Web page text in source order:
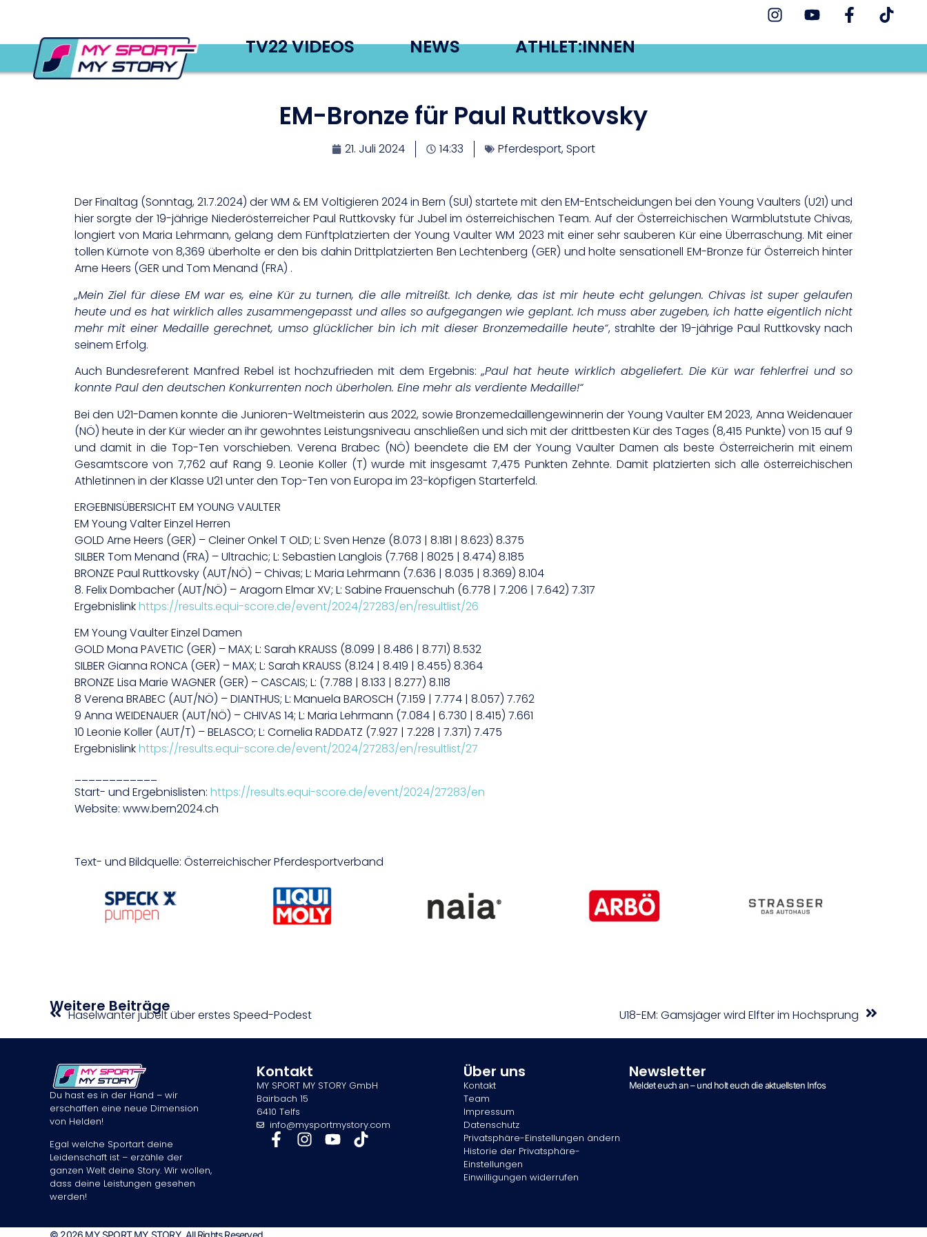
TV22 VIDEOS NEWS ATHLET:INNEN
EM-Bronze für Paul Ruttkovsky
21. Juli 2024 14:33 Pferdesport,Sport
Der Finaltag (Sonntag, 21.7.2024) der WM & EM Voltigieren 2024 in Bern (SUI) startete mit den EM-Entscheidungen bei den Young Vaulters (U21) und
hier sorgte der 19-jährige Niederösterreicher Paul Ruttkovsky für Jubel im österreichischen Team. Auf der Österreichischen Warmblutstute Chivas,
longiert von Maria Lehrmann, gelang dem Fünftplatzierten der Young Vaulter WM 2023 mit einer sehr sauberen Kür eine Überraschung. Mit einer
tollen Kürnote von 8,369 überholte er den bis dahin Drittplatzierten Ben Lechtenberg (GER) und holte sensationell EM-Bronze für Österreich hinter
Arne Heers (GER und Tom Menand (FRA) .
„Mein Ziel für diese EM war es, eine Kür zu turnen, die alle mitreißt. Ich denke, das ist mir heute echt gelungen. Chivas ist super gelaufen
heute und es hat wirklich alles zusammengepasst und alles so aufgegangen wie geplant. Ich muss aber zugeben, ich hatte eigentlich nicht
mehr mit einer Medaille gerechnet, umso glücklicher bin ich mit dieser Bronzemedaille heute“, strahlte der 19-jährige Paul Ruttkovsky nach
seinem Erfolg.
Auch Bundesreferent Manfred Rebel ist hochzufrieden mit dem Ergebnis:„Paul hat heute wirklich abgeliefert. Die Kür war fehlerfrei und so
konnte Paul den deutschen Konkurrenten noch überholen. Eine mehr als verdiente Medaille!“
Bei den U21-Damen konnte die Junioren-Weltmeisterin aus 2022, sowie Bronzemedaillengewinnerin der Young Vaulter EM 2023, Anna Weidenauer
(NÖ) heute in der Kür wieder an ihr gewohntes Leistungsniveau anschließen und sich mit der drittbesten Kür des Tages (8,415 Punkte) von 15 auf 9
und damit in die Top-Ten vorschieben. Verena Brabec (NÖ) beendete die EM der Young Vaulter Damen als beste Österreicherin mit einem
Gesamtscore von 7,762 auf Rang 9. Leonie Koller (T) wurde mit insgesamt 7,475 Punkten Zehnte. Damit platzierten sich alle österreichischen
Athletinnen in der Klasse U21 unter den Top-Ten von Europa im 23-köpfigen Starterfeld.
ERGEBNISÜBERSICHT EM YOUNG VAULTER
EM Young Valter Einzel Herren
GOLD Arne Heers (GER) – Cleiner Onkel T OLD; L: Sven Henze (8.073 | 8.181 | 8.623) 8.375
SILBER Tom Menand (FRA) – Ultrachic; L: Sebastien Langlois (7.768 | 8025 | 8.474) 8.185
BRONZE Paul Ruttkovsky (AUT/NÖ) – Chivas; L: Maria Lehrmann (7.636 | 8.035 | 8.369) 8.104
8. Felix Dombacher (AUT/NÖ) – Aragorn Elmar XV; L: Sabine Frauenschuh (6.778 | 7.206 | 7.642) 7.317
Ergebnislinkhttps://results.equi-score.de/event/2024/27283/en/resultlist/26
EM Young Vaulter Einzel Damen
GOLD Mona PAVETIC (GER) – MAX; L: Sarah KRAUSS (8.099 | 8.486 | 8.771) 8.532
SILBER Gianna RONCA (GER) – MAX; L: Sarah KRAUSS (8.124 | 8.419 | 8.455) 8.364
BRONZE Lisa Marie WAGNER (GER) – CASCAIS; L: (7.788 | 8.133 | 8.277) 8.118
8 Verena BRABEC (AUT/NÖ) – DIANTHUS; L: Manuela BAROSCH (7.159 | 7.774 | 8.057) 7.762
9 Anna WEIDENAUER (AUT/NÖ) – CHIVAS 14; L: Maria Lehrmann (7.084 | 6.730 | 8.415) 7.661
10 Leonie Koller (AUT/T) – BELASCO; L: Cornelia RADDATZ (7.927 | 7.228 | 7.371) 7.475
Ergebnislinkhttps://results.equi-score.de/event/2024/27283/en/resultlist/27
Start- und Ergebnislisten: https://results.equi-score.de/event/2024/27283/en
Website: www.bern2024.ch
Text- und Bildquelle: Österreichischer Pferdesportverband
Weitere Beiträge
Haselwanter jubelt über erstes Speed-Podest U18-EM: Gamsjäger wird Elfter im Hochsprung
Du hast es in der Hand – wir
erschaffen eine neue Dimension
von Helden!
Egal welche Sportart deine
Leidenschaft ist – erzähle der
ganzen Welt deine Story. Wir wollen,
dass deine Leistungen gesehen
werden!
Kontakt
MY SPORT MY STORY GmbH
Bairbach 15
6410 Telfs
info@mysportmystory.com
Über uns
Kontakt
Team
Impressum
Datenschutz
Privatsphäre-Einstellungen ändern
Historie der Privatsphäre-
Einstellungen
Einwilligungen widerrufen
Newsletter
Meldet euch an – und holt euch die aktuellsten Infos
© 2026 MY SPORT MY STORY. All Rights Reserved.